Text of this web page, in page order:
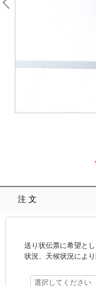
注文
送り状伝票に希望と
状況、天候状況によ